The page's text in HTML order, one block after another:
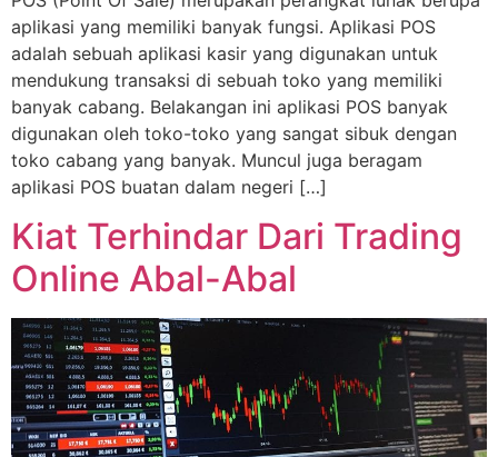
aplikasi yang memiliki banyak fungsi. Aplikasi POS
adalah sebuah aplikasi kasir yang digunakan untuk
mendukung transaksi di sebuah toko yang memiliki
banyak cabang. Belakangan ini aplikasi POS banyak
digunakan oleh toko-toko yang sangat sibuk dengan
toko cabang yang banyak. Muncul juga beragam
aplikasi POS buatan dalam negeri […]
Kiat Terhindar Dari Trading
Online Abal-Abal